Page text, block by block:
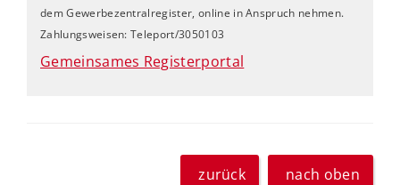
dem Gewerbezentralregister, online in Anspruch nehmen.
Zahlungsweisen: Teleport/3050103
Gemeinsames Registerportal
zurück nach oben